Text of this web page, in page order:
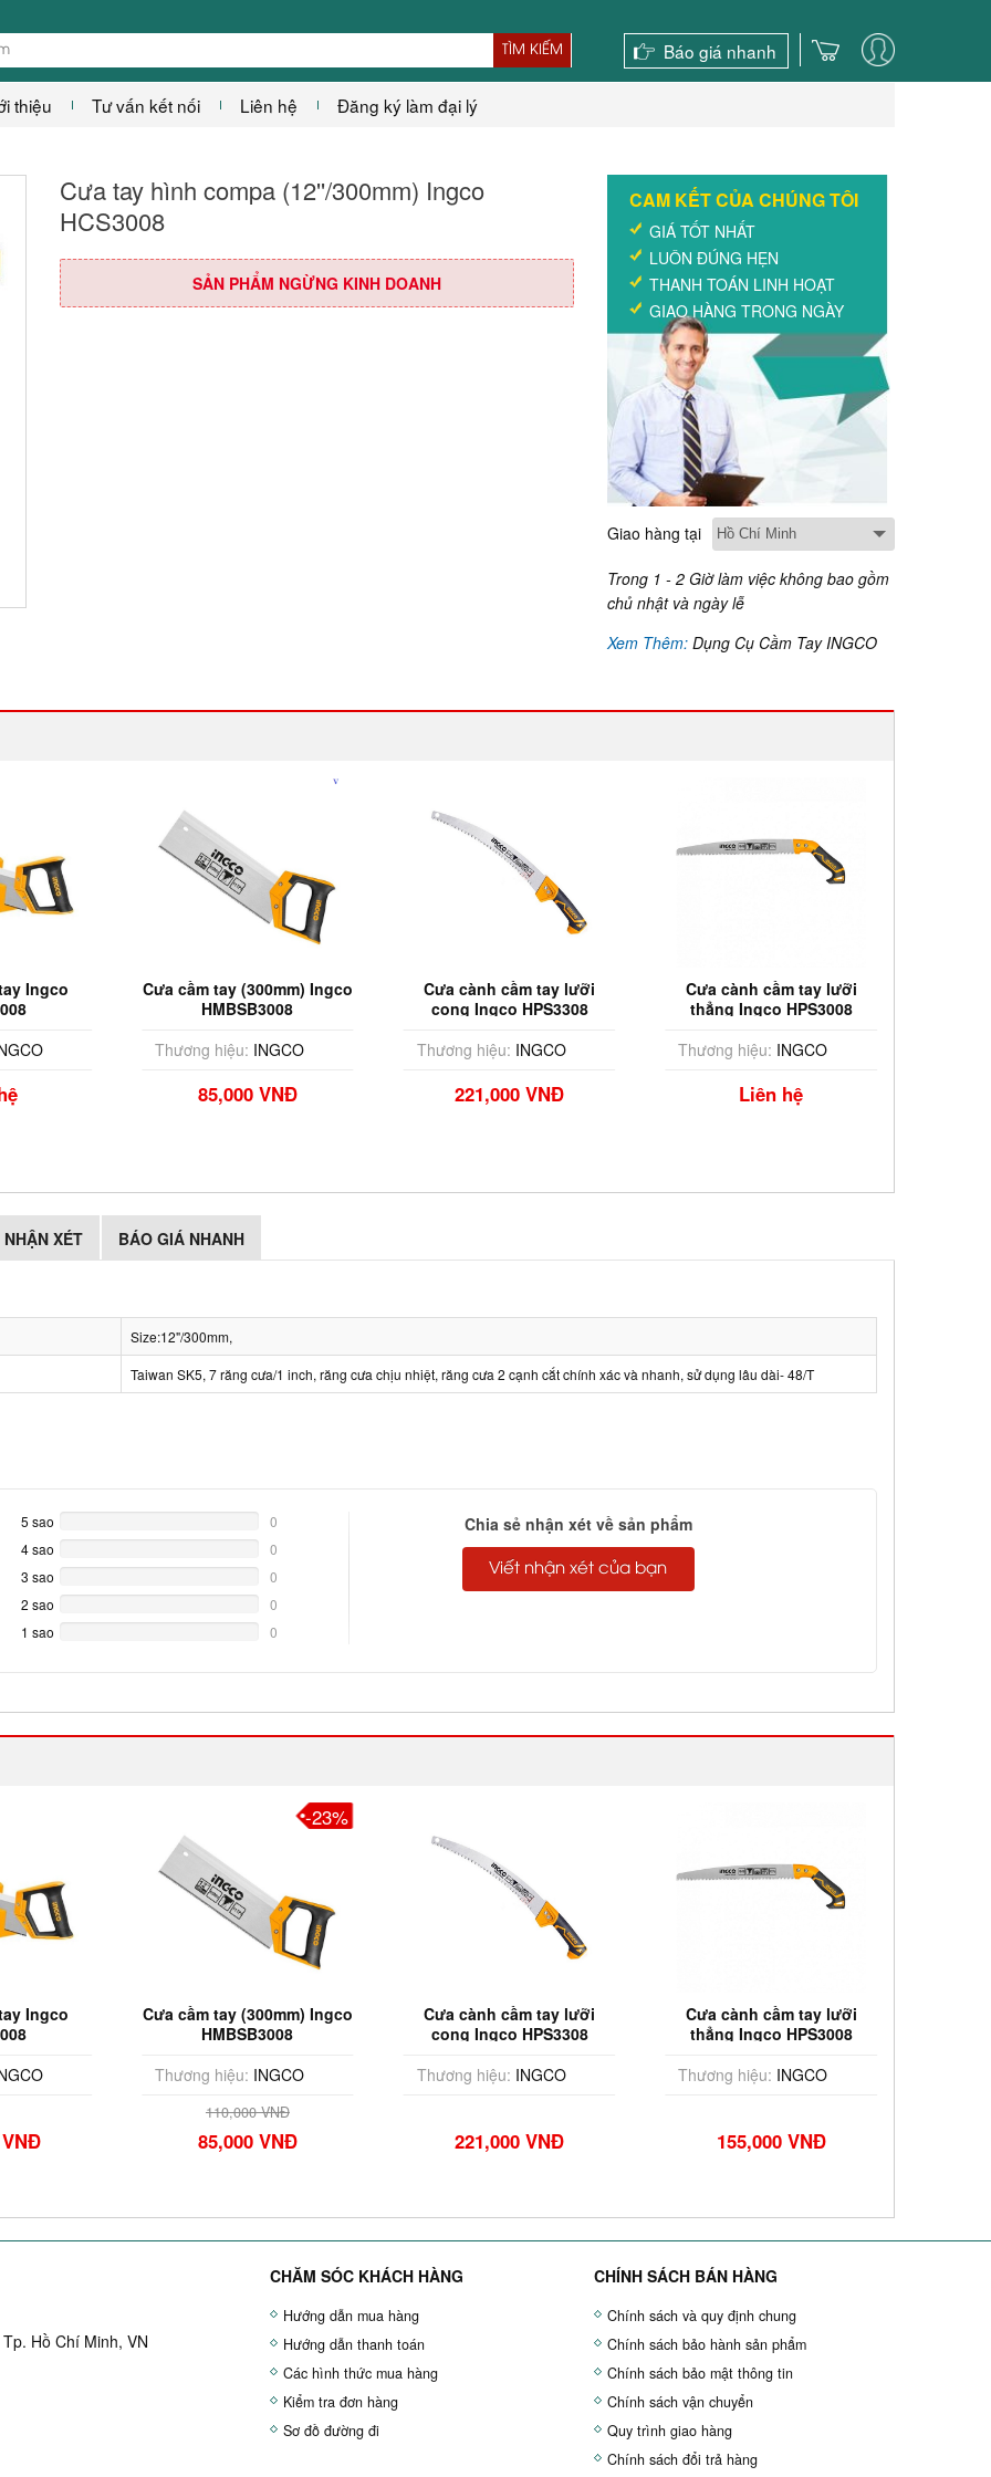
TÌM KIẾM Báo giá nhanh
thiệu Tư vấn kết nối Liên hệ Đăng ký làm đại lý
Cưa tay hình compa (12''/300mm) Ingco
HCS3008
SẢN PHẨM NGỪNG KINH DOANH
CAM KẾT CỦA CHÚNG TÔI
GIÁ TỐT NHẤT
LUÔN ĐÚNG HẸN
THANH TOÁN LINH HOẠT
GIAO HÀNG TRONG NGÀY
Giao hàng tại
Trong 1 - 2 Giờ làm việc không bao gồm
chủ nhật và ngày lễ
Xem Thêm: Dụng Cụ Cầm Tay INGCO
Ingco
Cưa cầm tay (300mm) Ingco
HMBSB3008
Thương hiệu: INGCO
85,000 VNĐ
Cưa cành cầm tay lưỡi
cong Ingco HPS3308
Thương hiệu: INGCO
221,000 VNĐ
Cưa cành cầm tay lưỡi
thẳng Ingco HPS3008
Thương hiệu: INGCO
Liên hệ
NHẬN XÉT BÁO GIÁ NHANH
Size:12"/300mm,
Taiwan SK5, 7 răng cưa/1 inch, răng cưa chịu nhiệt, răng cưa 2 cạnh cắt chính xác và nhanh, sử dụng lâu dài- 48/T
5 sao
Complete
0
4 sao
Complete
0
3 sao
Complete
0
2 sao
Complete
0
1 sao
0
Chia sẻ nhận xét về sản phẩm
Viết nhận xét của bạn
Ingco
Cưa cầm tay (300mm) Ingco
HMBSB3008
Thương hiệu: INGCO
110,000 VNĐ
85,000 VNĐ
-23%
Cưa cành cầm tay lưỡi
cong Ingco HPS3308
Thương hiệu: INGCO
221,000 VNĐ
Cưa cành cầm tay lưỡi
thẳng Ingco HPS3008
Thương hiệu: INGCO
155,000 VNĐ
Hồ Chí Minh, VN
CHĂM SÓC KHÁCH HÀNG
Hướng dẫn mua hàng
Hướng dẫn thanh toán
Các hình thức mua hàng
Kiểm tra đơn hàng
Sơ đồ đường đi
CHÍNH SÁCH BÁN HÀNG
Chính sách và quy định chung
Chính sách bảo hành sản phẩm
Chính sách bảo mật thông tin
Chính sách vận chuyển
Quy trình giao hàng
Chính sách đổi trả hàng